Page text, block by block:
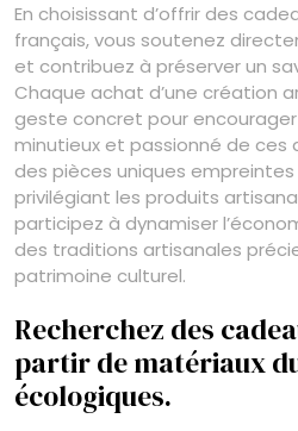
En choisissant d’offrir des
français, vous soutenez
et contribuez à préserver un
Chaque achat d’une création
geste concret pour
minutieux et passionné de ces
des pièces uniques empreintes
privilégiant les produits
participez à dynamiser
des traditions artisanales
patrimoine culturel.
Recherchez des
partir de matériaux
écologiques.